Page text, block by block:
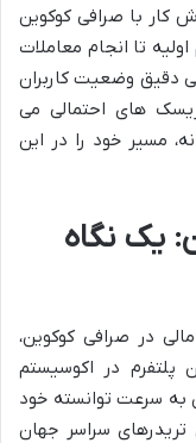
کار با صرافی کوکوین
تا انجام معاملات
دقیق وضعیت کاربران
های احتمالی می
مسیر خود را در این
یک نگاه
در صرافی کوکوین،
پلتفرم در اکوسیستم
به سرعت توانسته خود
تریدرهای سراسر جهان